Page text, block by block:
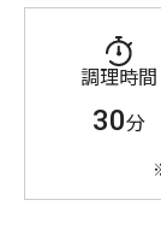
調理時間
30分